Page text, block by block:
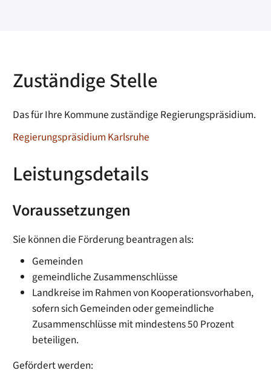
Zuständige Stelle
Das für Ihre Kommune zuständige Regierungspräsidium.
Regierungspräsidium Karlsruhe
Leistungsdetails
Voraussetzungen
Sie können die Förderung beantragen als:
Gemeinden
gemeindliche Zusammenschlüsse
Landkreise im Rahmen von Kooperationsvorhaben,
sofern sich Gemeinden oder gemeindliche
Zusammenschlüsse mit mindestens 50 Prozent
beteiligen.
Gefördert werden: